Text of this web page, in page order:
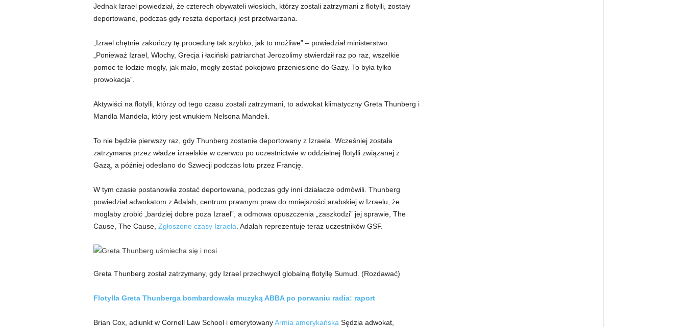
Jednak Izrael powiedział, że czterech obywateli włoskich, którzy zostali zatrzymani z flotylli, zostały
deportowane, podczas gdy reszta deportacji jest przetwarzana.
„Izrael chętnie zakończy tę procedurę tak szybko, jak to możliwe” – powiedział ministerstwo.
„Ponieważ Izrael, Włochy, Grecja i łaciński patriarchat Jerozolimy stwierdził raz po raz, wszelkie
pomoc te łodzie mogły, jak mało, mogły zostać pokojowo przeniesione do Gazy. To była tylko
prowokacja”.
Aktywiści na flotylli, którzy od tego czasu zostali zatrzymani, to adwokat klimatyczny Greta Thunberg i
Mandla Mandela, który jest wnukiem Nelsona Mandeli.
To nie będzie pierwszy raz, gdy Thunberg zostanie deportowany z Izraela. Wcześniej została
zatrzymana przez władze izraelskie w czerwcu po uczestnictwie w oddzielnej flotylli związanej z
Gazą, a później odesłano do Szwecji podczas lotu przez Francję.
W tym czasie postanowiła zostać deportowana, podczas gdy inni działacze odmówili. Thunberg
powiedział adwokatom z Adalah, centrum prawnym praw do mniejszości arabskiej w Izraelu, że
mogłaby zrobić „bardziej dobre poza Izrael”, a odmowa opuszczenia „zaszkodzi” jej sprawie, The
Cause, The Cause, Zgłoszone czasy Izraela . Adalah reprezentuje teraz uczestników GSF.
Greta Thunberg został zatrzymany, gdy Izrael przechwycił globalną flotyllę Sumud. (Rozdawać)
Flotylla Greta Thunberga bombardowała muzyką ABBA po porwaniu radia: raport
Brian Cox, adiunkt w Cornell Law School i emerytowanyArmia amerykańska Sędzia adwokat,